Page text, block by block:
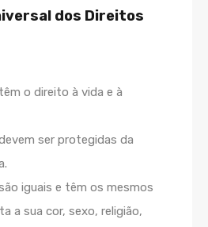
dos Direitos
o direito à vida e à
ser protegidas da
iguais e têm os mesmos
a sua cor, sexo, religião,